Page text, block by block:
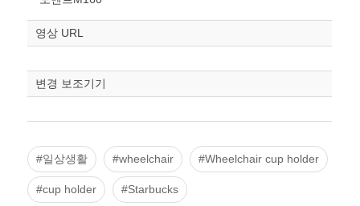
영상 URL
변경 보조기기
#일상생활 #wheelchair #Wheelchair cup holder
#cup holder #Starbucks